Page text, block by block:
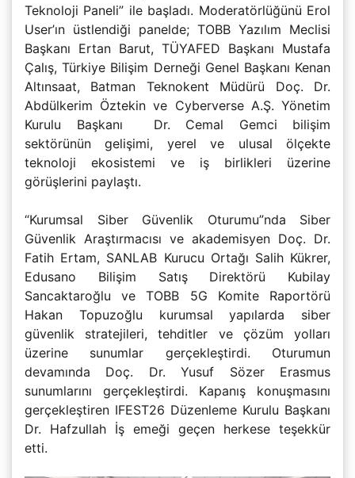
Teknoloji Paneli” ile başladı. Moderatörlüğünü Erol
User’ın üstlendiği panelde; TOBB Yazılım Meclisi
Başkanı Ertan Barut, TÜYAFED Başkanı Mustafa
Çalış, Türkiye Bilişim Derneği Genel Başkanı Kenan
Altınsaat, Batman Teknokent Müdürü Doç. Dr.
Abdülkerim Öztekin ve Cyberverse A.Ş. Yönetim
Kurulu Başkanı Dr. Cemal Gemci bilişim
sektörünün gelişimi, yerel ve ulusal ölçekte
teknoloji ekosistemi ve iş birlikleri üzerine
görüşlerini paylaştı.
“Kurumsal Siber Güvenlik Oturumu”nda Siber
Güvenlik Araştırmacısı ve akademisyen Doç. Dr.
Fatih Ertam, SANLAB Kurucu Ortağı Salih Kükrer,
Edusano Bilişim Satış Direktörü Kubilay
Sancaktaroğlu ve TOBB 5G Komite Raportörü
Hakan Topuzoğlu kurumsal yapılarda siber
güvenlik stratejileri, tehditler ve çözüm yolları
üzerine sunumlar gerçekleştirdi. Oturumun
devamında Doç. Dr. Yusuf Sözer Erasmus
sunumlarını gerçekleştirdi. Kapanış konuşmasını
gerçekleştiren IFEST26 Düzenleme Kurulu Başkanı
Dr. Hafzullah İş emeği geçen herkese teşekkür
etti.